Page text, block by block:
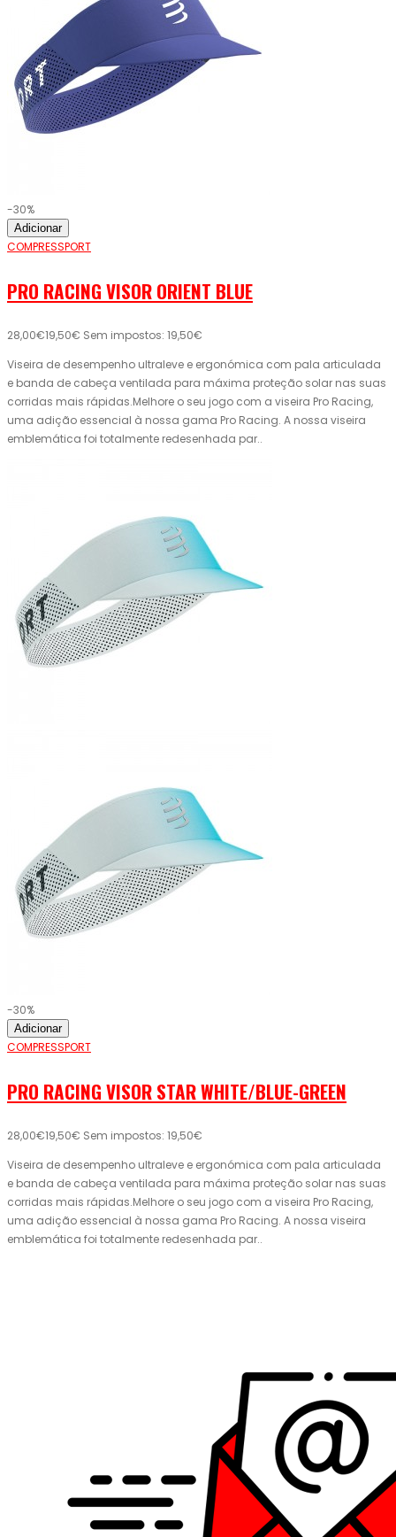
-30%
Adicionar
COMPRESSPORT
PRO RACING VISOR ORIENT BLUE
28,00€19,50€ Sem impostos: 19,50€
Viseira de desempenho ultraleve e ergonómica com pala articulada
e banda de cabeça ventilada para máxima proteção solar nas suas
corridas mais rápidas.Melhore o seu jogo com a viseira Pro Racing,
uma adição essencial à nossa gama Pro Racing. A nossa viseira
emblemática foi totalmente redesenhada par..
-30%
Adicionar
COMPRESSPORT
PRO RACING VISOR STAR WHITE/BLUE-GREEN
28,00€19,50€ Sem impostos: 19,50€
Viseira de desempenho ultraleve e ergonómica com pala articulada
e banda de cabeça ventilada para máxima proteção solar nas suas
corridas mais rápidas.Melhore o seu jogo com a viseira Pro Racing,
uma adição essencial à nossa gama Pro Racing. A nossa viseira
emblemática foi totalmente redesenhada par..